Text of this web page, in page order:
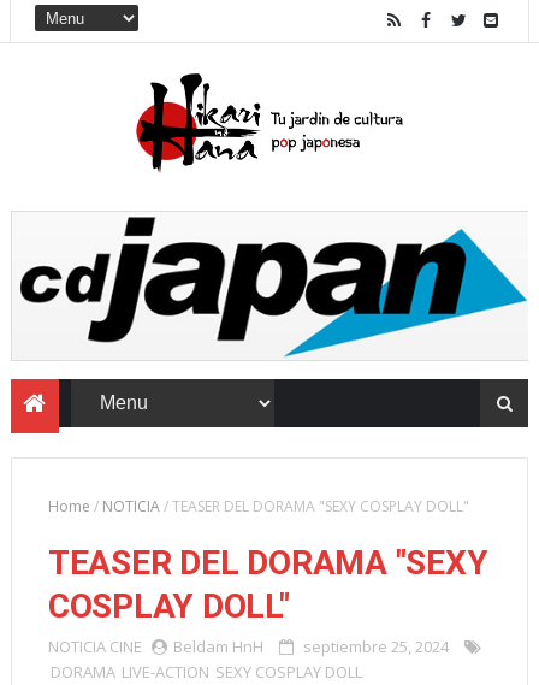
Home / NOTICIA/TEASER DEL DORAMA "SEXY COSPLAY DOLL"
TEASER DEL DORAMA "SEXY
COSPLAY DOLL"
NOTICIA CINE Beldam HnH
septiembre 25, 2024
DORAMA LIVE-ACTION SEXY COSPLAY DOLL